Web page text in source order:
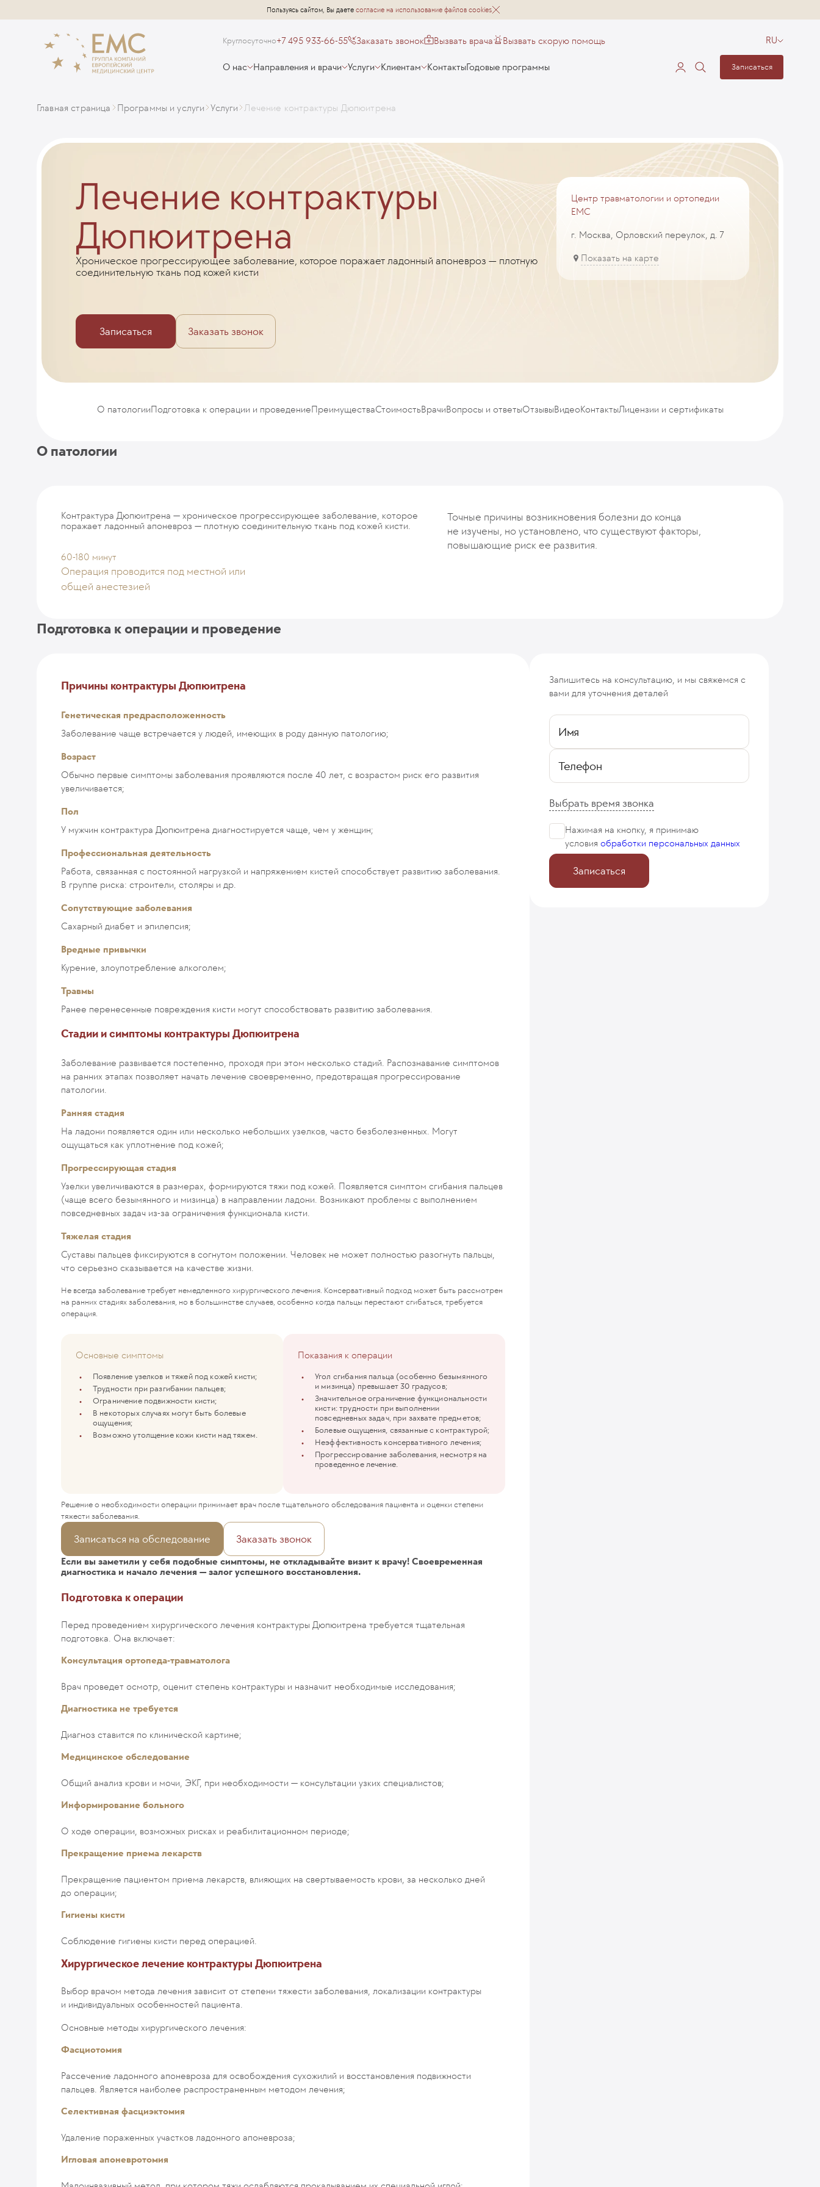
Пользуясь сайтом, Вы даете согласие на использование файлов cookies
Круглосуточно+7 495 933-66-55 Заказать звонок Вызвать врача Вызвать скорую помощь RU
О нас Направления и врачи Услуги Клиентам КонтактыГодовые программы Записаться
Главная страница Программы и услуги Услуги Лечение контрактуры Дюпюитрена
Лечение контрактуры
Дюпюитрена
Хроническое прогрессирующее заболевание, которое поражает ладонный апоневроз — плотную
соединительную ткань под кожей кисти
Записаться Заказать звонок
Центр травматологии и ортопедии
EMC
г. Москва, Орловский переулок, д. 7
Показать на карте
О патологииПодготовка к операции и проведениеПреимуществаСтоимостьВрачиВопросы и ответыОтзывыВидеоКонтактыЛицензии и сертификаты
О патологии
Контрактура Дюпюитрена — хроническое прогрессирующее заболевание, которое
поражает ладонный апоневроз — плотную соединительную ткань под кожей кисти.
60-180 минут
Операция проводится под местной или
общей анестезией
Точные причины возникновения болезни до конца
не изучены, но установлено, что существуют факторы,
повышающие риск ее развития.
Подготовка к операции и проведение
Причины контрактуры Дюпюитрена
Генетическая предрасположенность
Заболевание чаще встречается у людей, имеющих в роду данную патологию;
Возраст
Обычно первые симптомы заболевания проявляются после 40 лет, с возрастом риск его развития
увеличивается;
Пол
У мужчин контрактура Дюпюитрена диагностируется чаще, чем у женщин;
Профессиональная деятельность
Работа, связанная с постоянной нагрузкой и напряжением кистей способствует развитию заболевания.
В группе риска: строители, столяры и др.
Сопутствующие заболевания
Сахарный диабет и эпилепсия;
Вредные привычки
Курение, злоупотребление алкоголем;
Травмы
Ранее перенесенные повреждения кисти могут способствовать развитию заболевания.
Стадии и симптомы контрактуры Дюпюитрена
Заболевание развивается постепенно, проходя при этом несколько стадий. Распознавание симптомов
на ранних этапах позволяет начать лечение своевременно, предотвращая прогрессирование
патологии.
Ранняя стадия
На ладони появляется один или несколько небольших узелков, часто безболезненных. Могут
ощущаться как уплотнение под кожей;
Прогрессирующая стадия
Узелки увеличиваются в размерах, формируются тяжи под кожей. Появляется симптом сгибания пальцев
(чаще всего безымянного и мизинца) в направлении ладони. Возникают проблемы с выполнением
повседневных задач из-за ограничения функционала кисти.
Тяжелая стадия
Суставы пальцев фиксируются в согнутом положении. Человек не может полностью разогнуть пальцы,
что серьезно сказывается на качестве жизни.
Не всегда заболевание требует немедленного хирургического лечения. Консервативный подход может быть рассмотрен
на ранних стадиях заболевания, но в большинстве случаев, особенно когда пальцы перестают сгибаться, требуется
операция.
Основные симптомы
Появление узелков и тяжей под кожей кисти;
Трудности при разгибании пальцев;
Ограничение подвижности кисти;
В некоторых случаях могут быть болевые
ощущения;
Возможно утолщение кожи кисти над тяжем.
Показания к операции
Угол сгибания пальца (особенно безымянного
и мизинца) превышает 30 градусов;
Значительное ограничение функциональности
кисти: трудности при выполнении
повседневных задач, при захвате предметов;
Болевые ощущения, связанные с контрактурой;
Неэффективность консервативного лечения;
Прогрессирование заболевания, несмотря на
проведенное лечение.
Решение о необходимости операции принимает врач после тщательного обследования пациента и оценки степени
тяжести заболевания.
Записаться на обследование Заказать звонок
Если вы заметили у себя подобные симптомы, не откладывайте визит к врачу! Своевременная
диагностика и начало лечения — залог успешного восстановления.
Подготовка к операции
Перед проведением хирургического лечения контрактуры Дюпюитрена требуется тщательная
подготовка. Она включает:
Консультация ортопеда-травматолога
Врач проведет осмотр, оценит степень контрактуры и назначит необходимые исследования;
Диагностика не требуется
Диагноз ставится по клинической картине;
Медицинское обследование
Общий анализ крови и мочи, ЭКГ, при необходимости — консультации узких специалистов;
Информирование больного
О ходе операции, возможных рисках и реабилитационном периоде;
Прекращение приема лекарств
Прекращение пациентом приема лекарств, влияющих на свертываемость крови, за несколько дней
до операции;
Гигиены кисти
Соблюдение гигиены кисти перед операцией.
Хирургическое лечение контрактуры Дюпюитрена
Выбор врачом метода лечения зависит от степени тяжести заболевания, локализации контрактуры
и индивидуальных особенностей пациента.
Основные методы хирургического лечения:
Фасциотомия
Рассечение ладонного апоневроза для освобождения сухожилий и восстановления подвижности
пальцев. Является наиболее распространенным методом лечения;
Селективная фасциэктомия
Удаление пораженных участков ладонного апоневроза;
Игловая апоневротомия
Запишитесь на консультацию, и мы свяжемся с
вами для уточнения деталей
Имя
Телефон
Выбрать время звонка
Нажимая на кнопку, я принимаю
условия обработки персональных данных
Записаться